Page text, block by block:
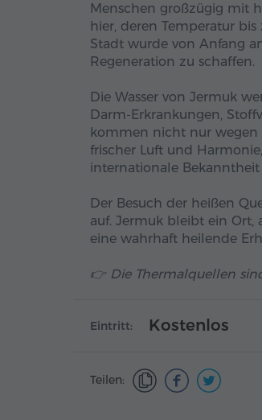
Menschen großzügig mit
hier, deren Temperatur
Stadt wurde von Anfang
Regeneration zu schaffen.
Die Wasser von Jermuk
Darm-Erkrankungen,
kommen nicht nur wegen
frischer Luft und
internationale
Der Besuch der heißen
auf. Jermuk bleibt ein Ort,
eine wahrhaft heilende
👉 Die Thermalquellen
Eintritt: Kostenlos
Teilen: